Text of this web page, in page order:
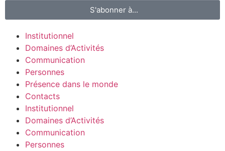
S'abonner à...
Institutionnel
Domaines d’Activités
Communication
Personnes
Présence dans le monde
Contacts
Institutionnel
Domaines d’Activités
Communication
Personnes